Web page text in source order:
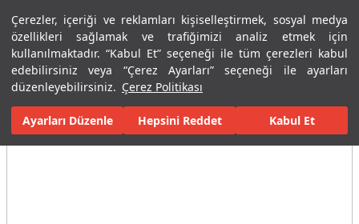
Çerezler, içeriği ve reklamları kişiselleştirmek, sosyal medya
özellikleri sağlamak ve trafiğimizi analiz etmek için
kullanılmaktadır. “Kabul Et” seçeneği ile tüm çerezleri kabul
edebilirsiniz veya “Çerez Ayarları” seçeneği ile ayarları
düzenleyebilirsiniz. Çerez Politikası
Ayarları Düzenle Hepsini Reddet Kabul Et
Menü Menü
Ana Sayfa Karolar Porselen Plaka ve Karolar Tüm Porselen
Tüm Görseller(3)